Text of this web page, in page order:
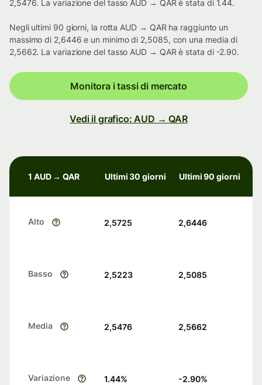
2,5476. La variazione del tasso AUD → QAR è stata di 1.44.
Negli ultimi 90 giorni, la rotta AUD → QAR ha raggiunto un
massimo di 2,6446 e un minimo di 2,5085, con una media di
2,5662. La variazione del tasso AUD → QAR è stata di -2.90.
Monitora i tassi di mercato
Vedi il grafico: AUD → QAR
1 AUD → QAR Ultimi 30 giorni Ultimi 90 giorni
Alto 2,5725 2,6446
Basso 2,5223 2,5085
Media 2,5476 2,5662
Variazione 1.44% -2.90%